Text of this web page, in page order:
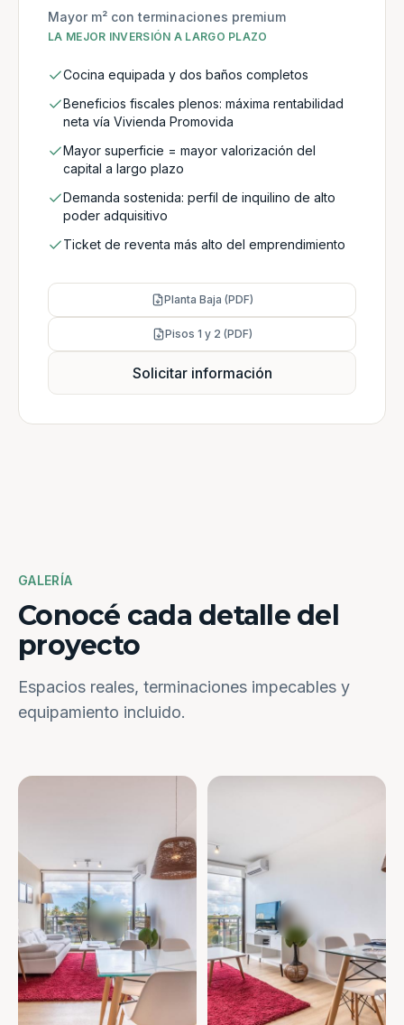
Mayor m² con terminaciones premium
LA MEJOR INVERSIÓN A LARGO PLAZO
Cocina equipada y dos baños completos
Beneficios fiscales plenos: máxima rentabilidad
neta vía Vivienda Promovida
Mayor superficie = mayor valorización del
capital a largo plazo
Demanda sostenida: perfil de inquilino de alto
poder adquisitivo
Ticket de reventa más alto del emprendimiento
Planta Baja (PDF)
Pisos 1 y 2 (PDF)
Solicitar información
GALERÍA
Conocé cada detalle del
proyecto
Espacios reales, terminaciones impecables y
equipamiento incluido.